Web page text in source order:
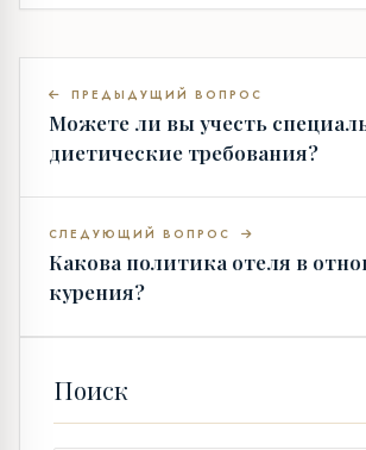
ПРЕДЫДУЩИЙ ВОПРОС
Можете ли вы учесть
диетические требования?
СЛЕДУЮЩИЙ ВОПРОС
Какова политика отеля в
курения?
Поиск